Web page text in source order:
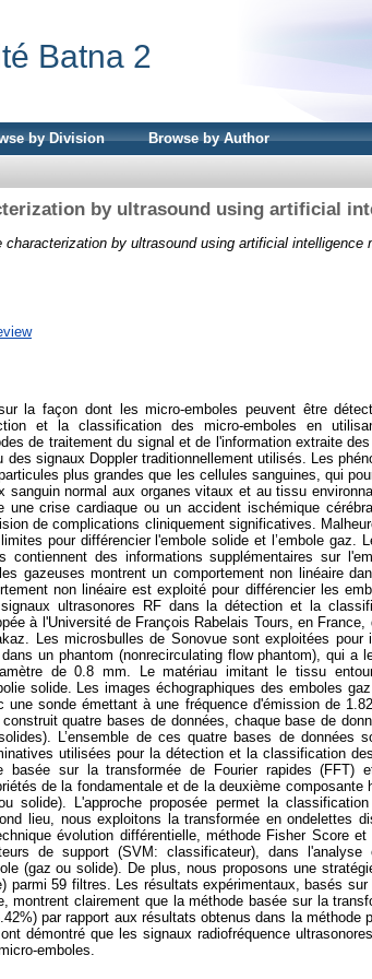
Batna 2
by Division Browse by Author
by ultrasound using artificial
characterization by ultrasound using artificial intelligence
la façon dont les micro-emboles peuvent être
et la classification des micro-emboles en
de traitement du signal et de l'information extraite
des signaux Doppler traditionnellement utilisés. Les
plus grandes que les cellules sanguines, qui
sanguin normal aux organes vitaux et au tissu
une crise cardiaque ou un accident ischémique
de complications cliniquement significatives.
pour différencier l'embole solide et l’embole gaz.
contiennent des informations supplémentaires sur
gazeuses montrent un comportement non linéaire
non linéaire est exploité pour différencier les
ultrasonores RF dans la détection et la
à l'Université de François Rabelais Tours, en
Les microsbulles de Sonovue sont exploitées pour
un phantom (nonrecirculating flow phantom), qui a
de 0.8 mm. Le matériau imitant le tissu
solide. Les images échographiques des emboles
une sonde émettant à une fréquence d'émission de
quatre bases de données, chaque base de
L’ensemble de ces quatre bases de données
utilisées pour la détection et la classification
basée sur la transformée de Fourier rapides (FFT)
de la fondamentale et de la deuxième composante
solide). L'approche proposée permet la
lieu, nous exploitons la transformée en ondelettes
évolution différentielle, méthode Fisher Score
de support (SVM: classificateur), dans
(gaz ou solide). De plus, nous proposons une
parmi 59 filtres. Les résultats expérimentaux, basés
montrent clairement que la méthode basée sur la
par rapport aux résultats obtenus dans la méthode
démontré que les signaux radiofréquence
emboles.